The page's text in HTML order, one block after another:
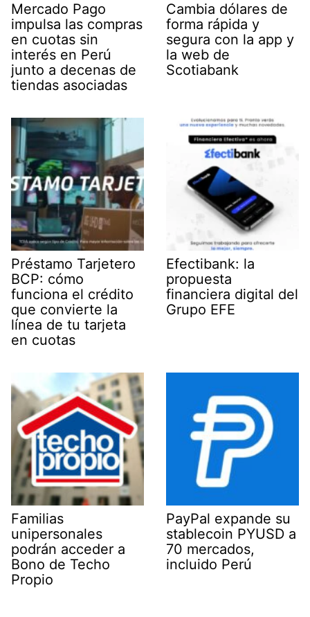
Mercado Pago
impulsa las compras
en cuotas sin
interés en Perú
junto a decenas de
tiendas asociadas
Cambia dólares de
forma rápida y
segura con la app y
la web de
Scotiabank
Préstamo Tarjetero
BCP: cómo
funciona el crédito
que convierte la
línea de tu tarjeta
en cuotas
Efectibank: la
propuesta
financiera digital del
Grupo EFE
Familias
unipersonales
podrán acceder a
Bono de Techo
Propio
PayPal expande su
stablecoin PYUSD a
70 mercados,
incluido Perú